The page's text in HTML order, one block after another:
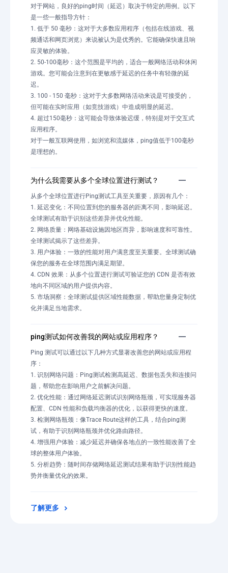
对于网站，良好的ping时间（延迟）取决于特定的用例。以下
是一些一般指导方针：
1. 低于 50 毫秒：这对于大多数应用程序（包括在线游戏、视
频通话和网页浏览）来说被认为是优秀的。它能确保快速且响
应灵敏的体验。
2. 50-100毫秒：这个范围是平均的，适合一般网络活动和休闲
游戏。您可能会注意到在更敏感于延迟的任务中有轻微的延
迟。
3. 100 - 150 毫秒：这对于大多数网络活动来说是可接受的，
但可能在实时应用（如竞技游戏）中造成明显的延迟。
4. 超过150毫秒：这可能会导致体验迟缓，特别是对于交互式
应用程序。
对于一般互联网使用，如浏览和流媒体，ping值低于100毫秒
是理想的。
为什么我需要从多个全球位置进行测试？
从多个全球位置进行Ping测试工具至关重要，原因有几个：
1. 延迟变化：不同位置到您的服务器的距离不同，影响延迟。
全球测试有助于识别这些差异并优化性能。
2. 网络质量：网络基础设施因地区而异，影响速度和可靠性。
全球测试揭示了这些差异。
3. 用户体验：一致的性能对用户满意度至关重要。全球测试确
保您的服务在全球范围内满足期望。
4. CDN 效果：从多个位置进行测试可验证您的 CDN 是否有效
地向不同区域的用户提供内容。
5. 市场洞察：全球测试提供区域性能数据，帮助您量身定制优
化并满足当地需求。
ping测试如何改善我的网站或应用程序？
Ping 测试可以通过以下几种方式显著改善您的网站或应用程
序：
1. 识别网络问题：Ping测试检测高延迟、数据包丢失和连接问
题，帮助您在影响用户之前解决问题。
2. 优化性能：通过网络延迟测试识别网络瓶颈，可实现服务器
配置、CDN 性能和负载均衡器的优化，以获得更快的速度。
3. 检测网络瓶颈：像Trace Route这样的工具，结合ping测
试，有助于识别网络瓶颈并优化路由路径。
4. 增强用户体验：减少延迟并确保各地点的一致性能改善了全
球的整体用户体验。
5. 分析趋势：随时间存储网络延迟测试结果有助于识别性能趋
势并衡量优化的效果。
了解更多